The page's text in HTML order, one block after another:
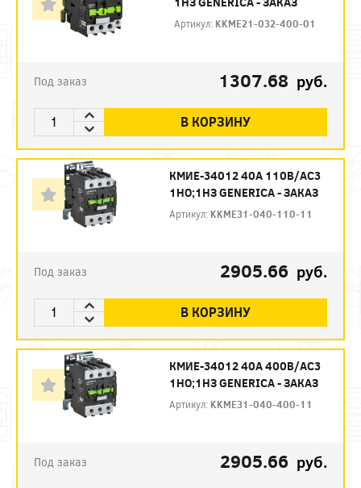
Артикул: KKME21-032-400-01
Под заказ 1307.68 руб.
В КОРЗИНУ
КМИЕ-34012 40А 110В/АС3
1НО;1НЗ GENERICA - ЗАКАЗ
Артикул: KKME31-040-110-11
Под заказ 2905.66 руб.
В КОРЗИНУ
КМИЕ-34012 40А 400В/АС3
1НО;1НЗ GENERICA - ЗАКАЗ
Артикул: KKME31-040-400-11
Под заказ 2905.66 руб.